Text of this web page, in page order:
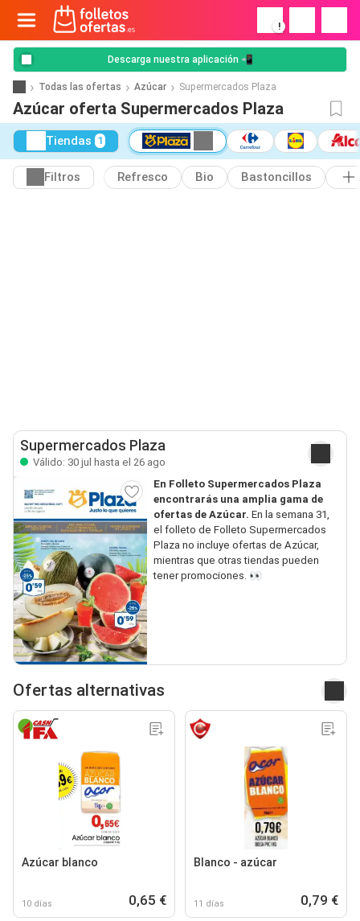
!
Descarga nuestra aplicación 📲
Todas las ofertas Azúcar Supermercados Plaza
Azúcar oferta Supermercados Plaza
Tiendas 1
Filtros Refresco Bio Bastoncillos
Supermercados Plaza
Válido: 30 jul hasta el 26 ago
En Folleto Supermercados Plaza
encontrarás una amplia gama de
ofertas de Azúcar. En la semana 31,
el folleto de Folleto Supermercados
Plaza no incluye ofertas de Azúcar,
mientras que otras tiendas pueden
tener promociones. 👀
Ofertas alternativas
Azúcar blanco
10 días 0,65 €
Blanco - azúcar
11 días 0,79 €